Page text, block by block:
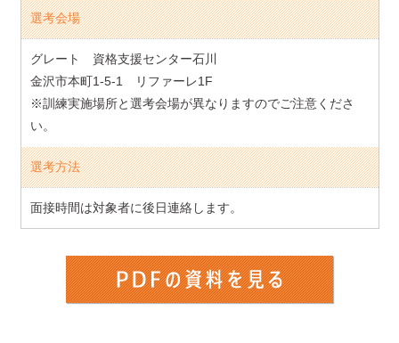
選考会場
グレート 資格支援センター石川
金沢市本町1-5-1 リファーレ1F
※訓練実施場所と選考会場が異なりますのでご注意くださ
い。
選考方法
面接時間は対象者に後日連絡します。